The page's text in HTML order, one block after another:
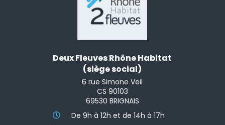
Deux Fleuves Rhône Habitat
(siège social)
6 rue Simone Veil
CS 90103
69530 BRIGNAIS
De 9h à 12h et de 14h à 17h